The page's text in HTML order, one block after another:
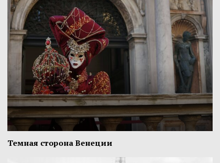
Темная сторона Венеции